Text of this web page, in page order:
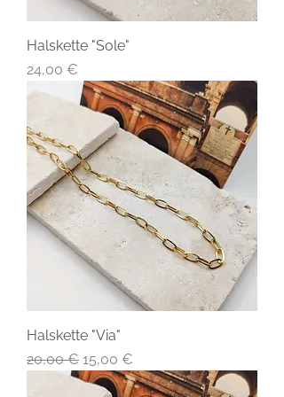
Halskette "Sole"
Preis
24,00 €
Halskette "Via"
Standardpreis
20,00 € Sale-Preis
15,00 €